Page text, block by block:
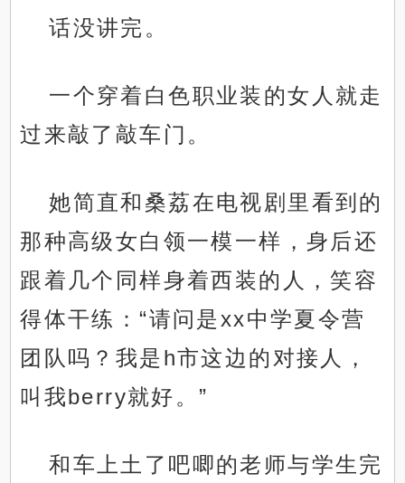
话没讲完。
一个穿着白色职业装的女人就走
过来敲了敲车门。
她简直和桑荔在电视剧里看到的
那种高级女白领一模一样，身后还
跟着几个同样身着西装的人，笑容
得体干练：“请问是xx中学夏令营
团队吗？我是h市这边的对接人，
叫我berry就好。”
和车上土了吧唧的老师与学生完